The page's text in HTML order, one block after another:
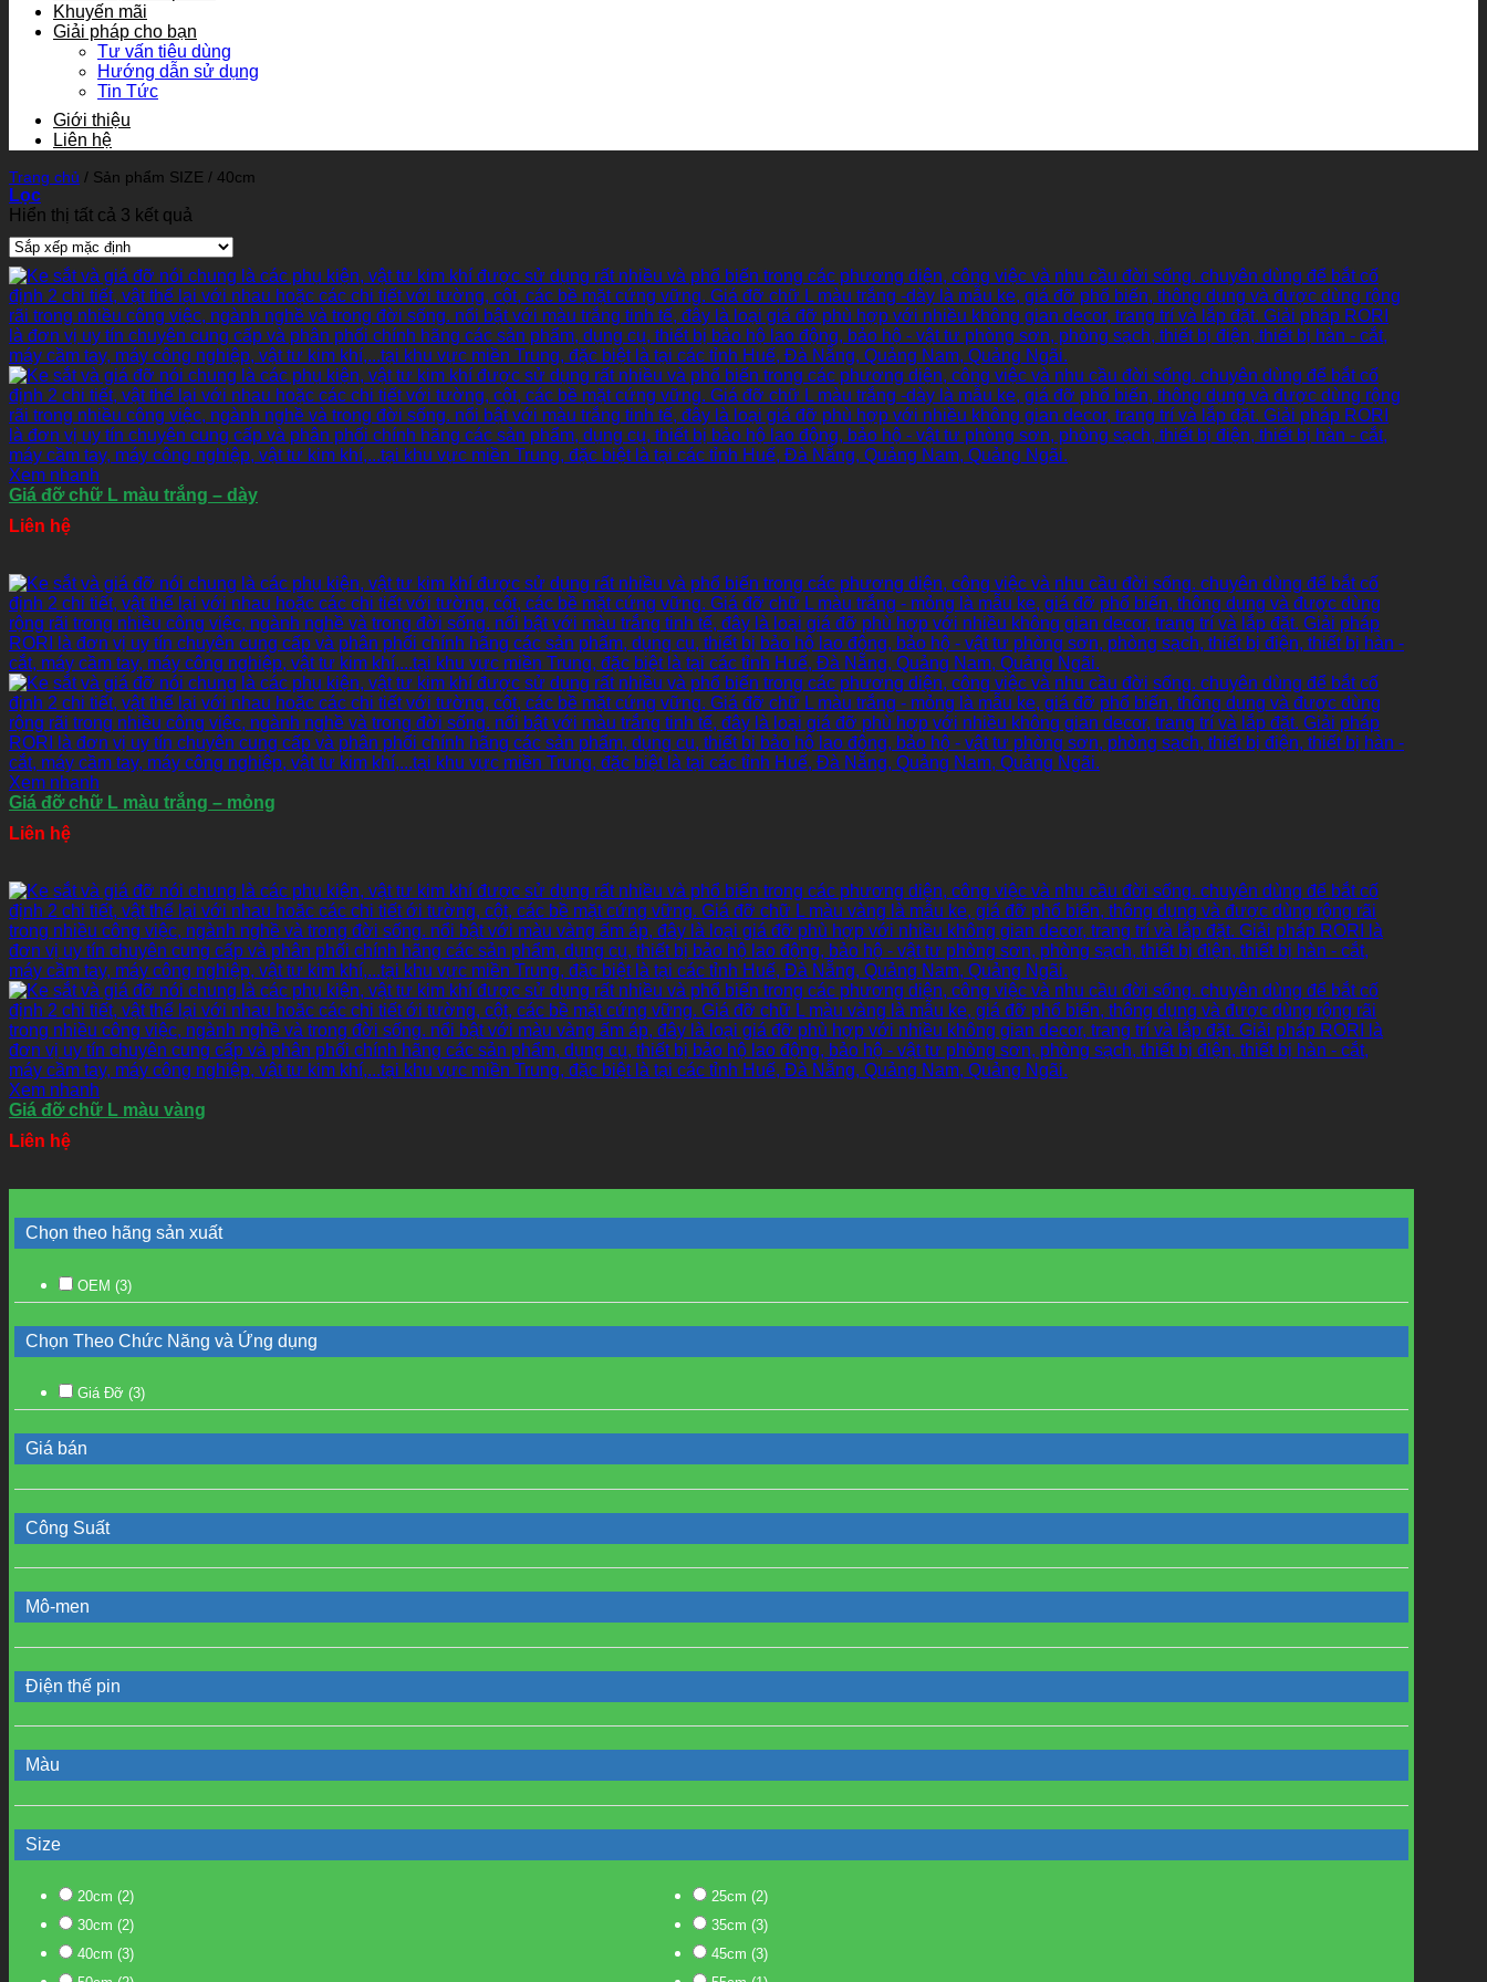
Khuyến mãi
Giải pháp cho bạn
Tư vấn tiêu dùng
Hướng dẫn sử dụng
Tin Tức
Giới thiệu
Liên hệ
Trang chủ / Sản phẩm SIZE / 40cm
Lọc
Hiển thị tất cả 3 kết quả
Xem nhanh
Giá đỡ chữ L màu trắng – dày
Liên hệ
Xem nhanh
Giá đỡ chữ L màu trắng – mỏng
Liên hệ
Xem nhanh
Giá đỡ chữ L màu vàng
Liên hệ
Chọn theo hãng sản xuất
OEM (3)
Chọn Theo Chức Năng và Ứng dụng
Giá Đỡ (3)
Giá bán
Công Suất
Mô-men
Điện thế pin
Màu
Size
20cm (2) 25cm(2)
30cm (2) 35cm(3)
40cm (3) 45cm(3)